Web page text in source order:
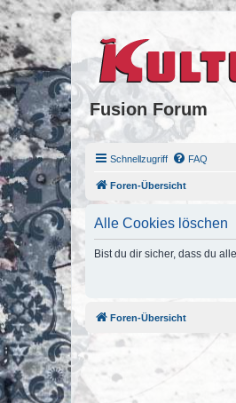
Fusion Forum
Schnellzugriff FAQ
Foren-Übersicht
Alle Cookies löschen
Bist du dir sicher, dass du
Foren-Übersicht